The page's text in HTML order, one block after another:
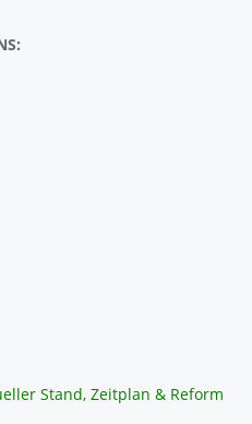
Stand, Zeitplan & Reform